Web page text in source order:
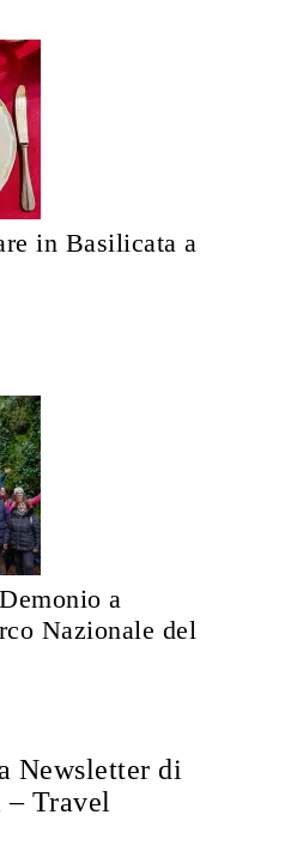
in Basilicata a
a
Nazionale del
Newsletter di
– Travel